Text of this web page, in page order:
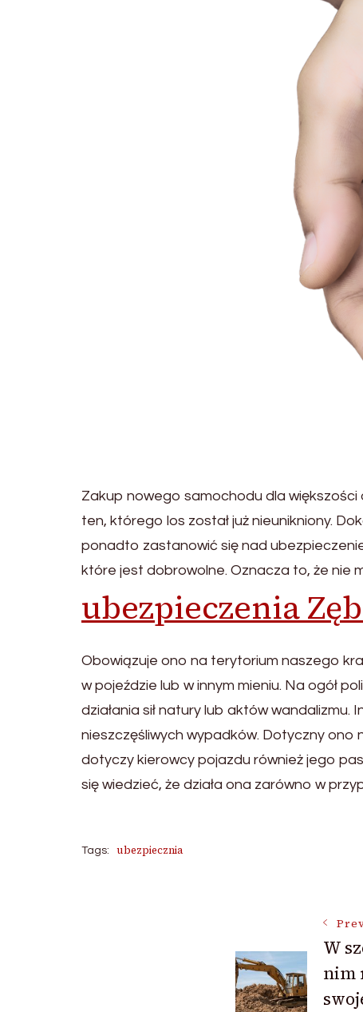
Zakup nowego samochodu dla większości
ten, którego los został już nieunikniony.
ponadto zastanowić się nad
które jest dobrowolne. Oznacza to, że nie
ubezpieczenia
Obowiązuje ono na terytorium naszego
w pojeździe lub w innym mieniu. Na ogół
działania sił natury lub aktów
nieszczęśliwych wypadków. Dotyczny
dotyczy kierowcy pojazdu również jego
się wiedzieć, że działa ona zarówno w
Tags: ubezpiecznia
W
nim